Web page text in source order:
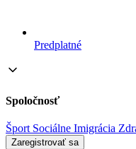
Predplatné
Spoločnosť
Šport Sociálne Imigrácia
Zaregistrovať sa